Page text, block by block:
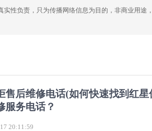
性负责，只为传播网络信息为目的，非商业用途
售后维修电话(如何快速找到红星
服务电话？
20:11:59